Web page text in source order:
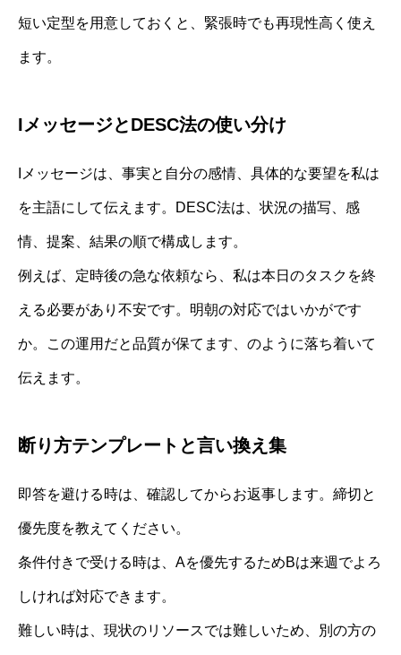
短い定型を用意しておくと、緊張時でも再現性高く使え
ます。
IメッセージとDESC法の使い分け
Iメッセージは、事実と自分の感情、具体的な要望を私は
を主語にして伝えます。DESC法は、状況の描写、感
情、提案、結果の順で構成します。
例えば、定時後の急な依頼なら、私は本日のタスクを終
える必要があり不安です。明朝の対応ではいかがです
か。この運用だと品質が保てます、のように落ち着いて
伝えます。
断り方テンプレートと言い換え集
即答を避ける時は、確認してからお返事します。締切と
優先度を教えてください。
条件付きで受ける時は、Aを優先するためBは来週でよろ
しければ対応できます。
難しい時は、現状のリソースでは難しいため、別の方の